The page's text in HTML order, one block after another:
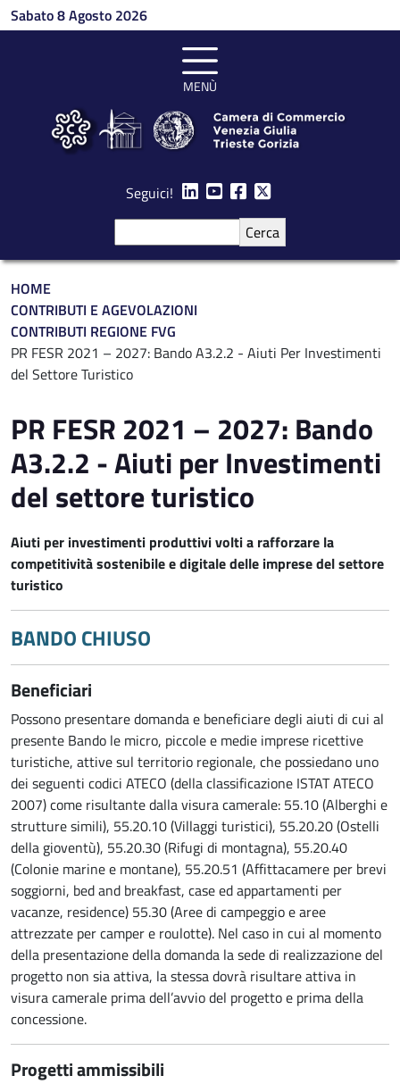
Salta al contenuto principale
Sabato 8 Agosto 2026
MENÙ
Seguici!
Briciole di pane
HOME
CONTRIBUTI E AGEVOLAZIONI
CONTRIBUTI REGIONE FVG
PR FESR 2021 – 2027: Bando A3.2.2 - Aiuti Per Investimenti
del Settore Turistico
PR FESR 2021 – 2027: Bando
A3.2.2 - Aiuti per Investimenti
del settore turistico
Aiuti per investimenti produttivi volti a rafforzare la
competitività sostenibile e digitale delle imprese del settore
turistico
BANDO CHIUSO
Beneficiari
Possono presentare domanda e beneficiare degli aiuti di cui al
presente Bando le micro, piccole e medie imprese ricettive
turistiche, attive sul territorio regionale, che possiedano uno
dei seguenti codici ATECO (della classificazione ISTAT ATECO
2007) come risultante dalla visura camerale: 55.10 (Alberghi e
strutture simili), 55.20.10 (Villaggi turistici), 55.20.20 (Ostelli
della gioventù), 55.20.30 (Rifugi di montagna), 55.20.40
(Colonie marine e montane), 55.20.51 (Affittacamere per brevi
soggiorni, bed and breakfast, case ed appartamenti per
vacanze, residence) 55.30 (Aree di campeggio e aree
attrezzate per camper e roulotte). Nel caso in cui al momento
della presentazione della domanda la sede di realizzazione del
progetto non sia attiva, la stessa dovrà risultare attiva in
visura camerale prima dell’avvio del progetto e prima della
concessione.
Progetti ammissibili